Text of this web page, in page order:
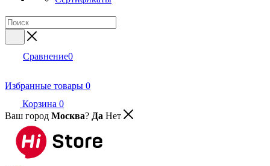
Сравнение0
Избранные товары 0
Корзина 0
Ваш город Москва? Да Нет